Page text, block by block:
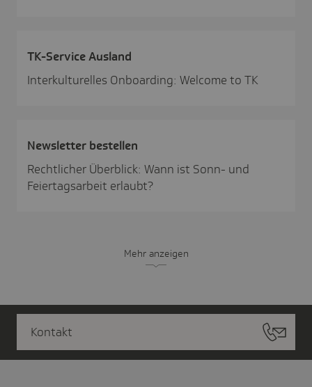
TK-Service Ausland
Interkulturelles Onboarding: Welcome to TK
News­letter bestellen
Rechtlicher Überblick: Wann ist Sonn- und
Feiertagsarbeit erlaubt?
Mehr anzeigen
Kontakt